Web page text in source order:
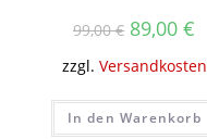
99,00€ 89,00€
zzgl. Versandkosten
In den Warenkorb